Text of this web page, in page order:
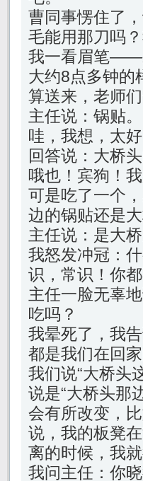
曹同事愣住了
毛能用那刀吗
我一看眉笔——
大约8点多钟的
算送来，老师
主任说：锅贴。
哇，我想，太
回答说：大桥头
哦也！宾狗！
可是吃了一个
边的锅贴还是
主任说：是大
我怒发冲冠：
识，常识！你
主任一脸无辜
吃吗？
我晕死了，我
都是我们在回
我们说“大桥头
说是“大桥头那
会有所改变，
说，我的板凳
离的时候，我就
我问主任：你